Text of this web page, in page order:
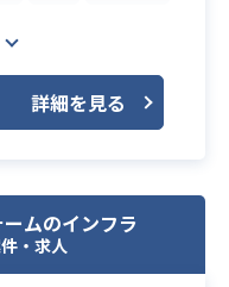
用いたネイティブ
）を用いたネイテ
実務経験（3年以
務経験（3年以上）
用いたチームでの
共同開発の実務経
行中のスマートフ
ブアプリケーショ
トにおいて、
た詳細設計から実
連携しながら、新
レビュー、品質管
詳細を見る
ムのインフラ
・求人